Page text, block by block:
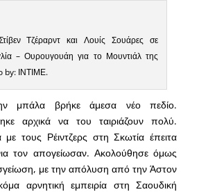
Τζέραρντ και Λουίς Σουάρες σε
– Ουρουγουάη για το Μουντιάλ της
by: ΙΝΤΙΜΕ.
μπάλα βρήκε άμεσα νέο πεδίο.
αρχικά να του ταιριάζουν πολύ.
τους Ρέιντζερς στη Σκωτία έπειτα
τον απογείωσαν. Ακολούθησε όμως
με την απόλυση από την Άστον
αρνητική εμπειρία στη Σαουδική